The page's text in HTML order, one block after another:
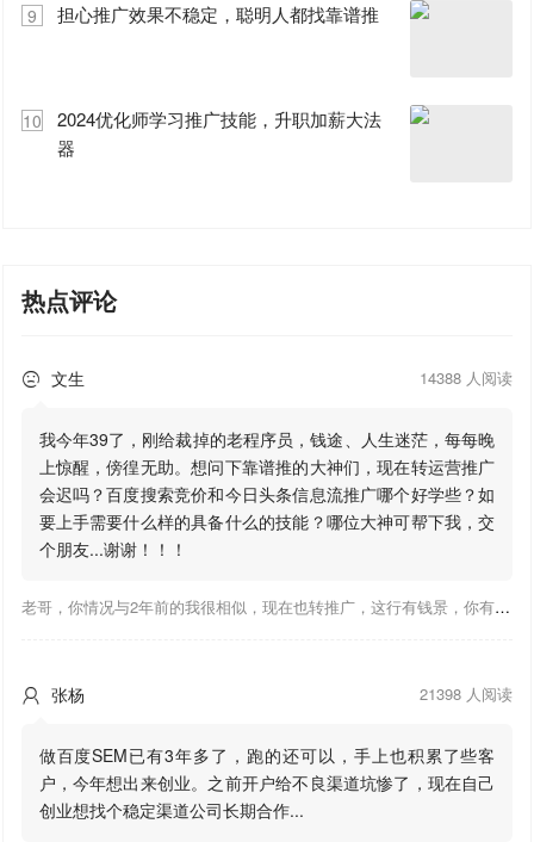
9 担心推广效果不稳定，聪明人都找靠谱推
10
2024优化师学习推广技能，升职加薪大法
器
热点评论
 文生 14388 人阅读
我今年39了，刚给裁掉的老程序员，钱途、人生迷茫，每每晚
上惊醒，傍徨无助。想问下靠谱推的大神们，现在转运营推广
会迟吗？百度搜索竞价和今日头条信息流推广哪个好学些？如
要上手需要什么样的具备什么的技能？哪位大神可帮下我，交
个朋友...谢谢！！！
老哥，你情况与2年前的我很相似，现在也转推广，这行有钱景，你有基础上手会比较快，不必担心。至于学竞价还是信息流哪个好，我是信息流广告入手，现在迷上靠谱推关注大神们的营销推广干货。有空你也可多泡下这站，真能学到不少东西；希望可以帮到你！
 张杨 21398 人阅读
做百度SEM已有3年多了，跑的还可以，手上也积累了些客
户，今年想出来创业。之前开户给不良渠道坑惨了，现在自己
创业想找个稳定渠道公司长期合作...